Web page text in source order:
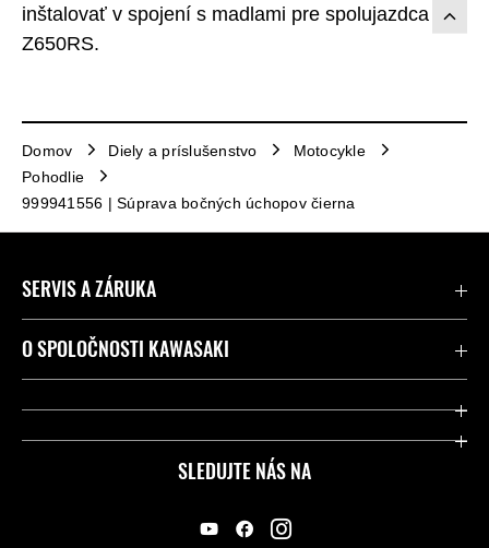
inštalovať v spojení s madlami pre spolujazdca pre
Z650RS.
Domov Diely a príslušenstvo
Motocykle
Pohodlie
999941556 | Súprava bočných úchopov čierna
SLEDUJTE NÁS NA
SERVIS A ZÁRUKA
Kontaktujte nás
Legálny
O SPOLOČNOSTI KAWASAKI
Spoločnosť